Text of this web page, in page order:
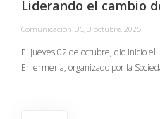
Liderando el cambio
Comunicación UC, 3 octubre, 2025
El jueves 02 de octubre, dio inicio el
Enfermería, organizado por la